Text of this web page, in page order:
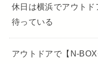
休日は横浜でアウト
待っている
アウトドアで【N-